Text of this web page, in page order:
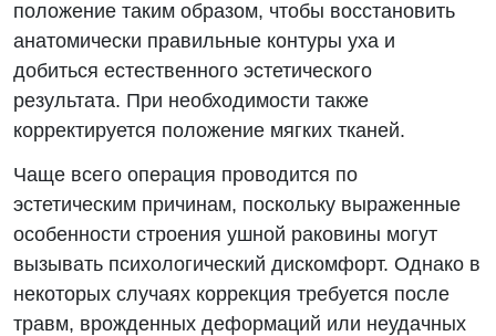
положение таким образом, чтобы восстановить
анатомически правильные контуры уха и
добиться естественного эстетического
результата. При необходимости также
корректируется положение мягких тканей.
Чаще всего операция проводится по
эстетическим причинам, поскольку выраженные
особенности строения ушной раковины могут
вызывать психологический дискомфорт. Однако в
некоторых случаях коррекция требуется после
травм, врожденных деформаций или неудачных